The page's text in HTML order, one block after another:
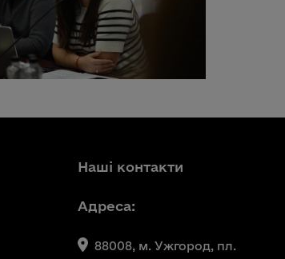
Наші контакти
Адреса:
88008, м. Ужгород, пл.